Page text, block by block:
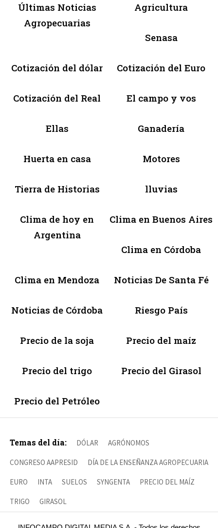
Últimas Noticias
Agropecuarias
Agricultura
Senasa
Cotización del dólar Cotización del Euro
Cotización del Real El campo y vos
Ellas Ganadería
Huerta en casa Motores
Tierra de Historias lluvias
Clima de hoy en
Argentina
Clima en Buenos Aires
Clima en Córdoba
Clima en Mendoza Noticias De Santa Fé
Noticias de Córdoba Riesgo País
Precio de la soja Precio del maíz
Precio del trigo Precio del Girasol
Precio del Petróleo
Temas del día: DÓLAR AGRÓNOMOS
CONGRESO AAPRESID DÍA DE LA ENSEÑANZA AGROPECUARIA
EURO INTA SUELOS SYNGENTA PRECIO DEL MAÍZ
TRIGO GIRASOL